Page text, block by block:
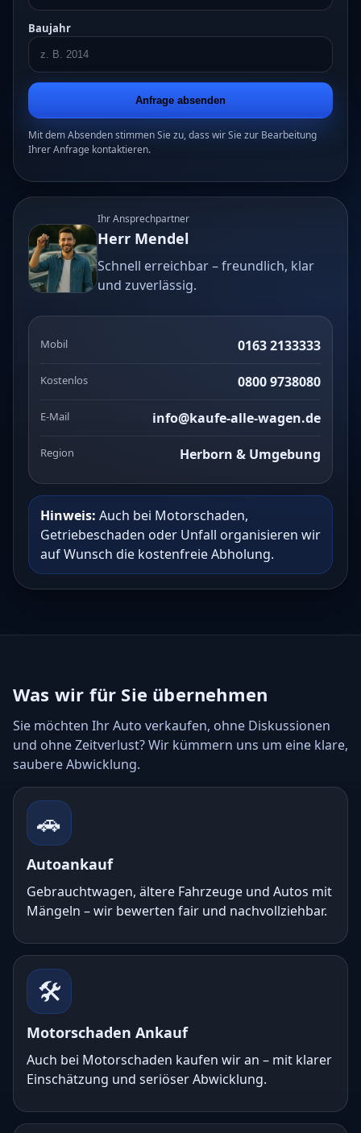
Baujahr
Anfrage absenden
Mit dem Absenden stimmen Sie zu, dass wir Sie zur Bearbeitung
Ihrer Anfrage kontaktieren.
Ihr Ansprechpartner
Herr Mendel
Schnell erreichbar – freundlich, klar
und zuverlässig.
Mobil 0163 2133333
Kostenlos 0800 9738080
E-Mail info@kaufe-alle-wagen.de
Region Herborn & Umgebung
Hinweis: Auch bei Motorschaden,
Getriebeschaden oder Unfall organisieren wir
auf Wunsch die kostenfreie Abholung.
Was wir für Sie übernehmen
Sie möchten Ihr Auto verkaufen, ohne Diskussionen
und ohne Zeitverlust? Wir kümmern uns um eine klare,
saubere Abwicklung.
🚗
Autoankauf
Gebrauchtwagen, ältere Fahrzeuge und Autos mit
Mängeln – wir bewerten fair und nachvollziehbar.
🛠️
Motorschaden Ankauf
Auch bei Motorschaden kaufen wir an – mit klarer
Einschätzung und seriöser Abwicklung.